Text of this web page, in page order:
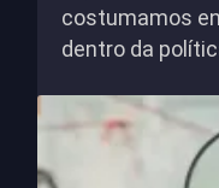
costumamos
dentro da